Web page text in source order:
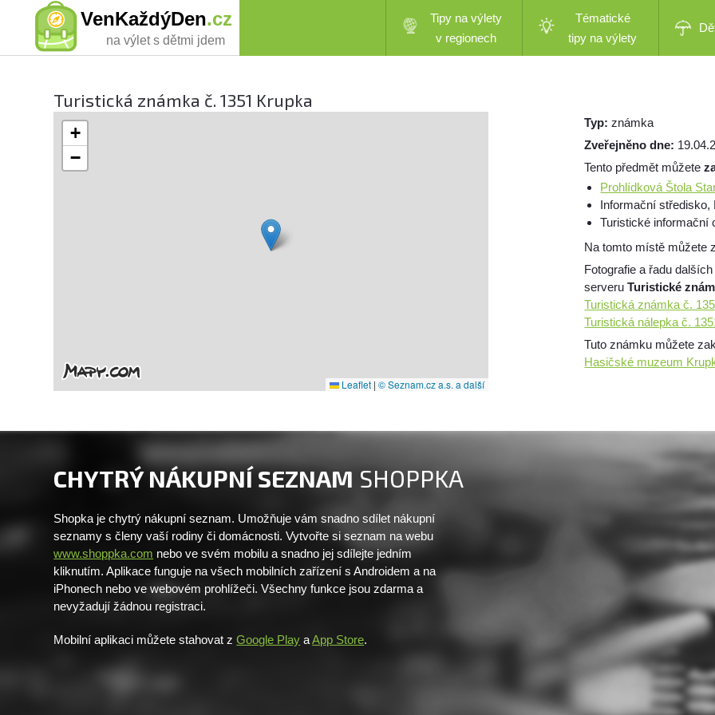
VenKaždýDen.cz
na výlet s dětmi jdem
Tipy na výlety
v regionech
Tématické
tipy na výlety
Turistická známka č. 1351 Krupka
+
−
Leaflet | © Seznam.cz a.s. a další
Typ:známka
Zveřejněno dne:
Tento předmět můžete
Prohlídková Štola
Informační
Turistické informační
Na tomto místě můžete
Fotografie a řadu
serveruTuristické
Turistická známka č.
Turistická nálepka č.
Tuto známku můžete
Hasičské muzeum
CHYTRÝ NÁKUPNÍ SEZNAM SHOPPKA
Shopka je chytrý nákupní seznam. Umožňuje vám snadno sdílet nákupní
seznamy s členy vaší rodiny či domácnosti. Vytvořte si seznam na webu
www.shoppka.com nebo ve svém mobilu a snadno jej sdílejte jedním
kliknutím. Aplikace funguje na všech mobilních zařízení s Androidem a na
iPhonech nebo ve webovém prohlížeči. Všechny funkce jsou zdarma a
nevyžadují žádnou registraci.
Mobilní aplikaci můžete stahovat zGoogle Play aApp Store.